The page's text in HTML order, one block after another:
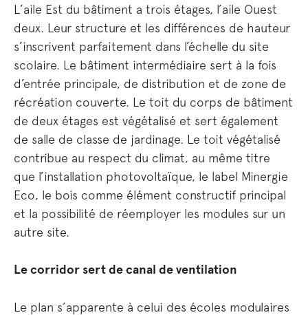
L’aile Est du bâtiment a trois étages, l’aile Ouest
deux. Leur structure et les différences de hauteur
s’inscrivent parfaitement dans l’échelle du site
scolaire. Le bâtiment intermédiaire sert à la fois
d’entrée principale, de distribution et de zone de
récréation couverte. Le toit du corps de bâtiment
de deux étages est végétalisé et sert également
de salle de classe de jardinage. Le toit végétalisé
contribue au respect du climat, au même titre
que l’installation photovoltaïque, le label Minergie
Eco, le bois comme élément constructif principal
et la possibilité de réemployer les modules sur un
autre site.
Le corridor sert de canal de ventilation
Le plan s’apparente à celui des écoles modulaires